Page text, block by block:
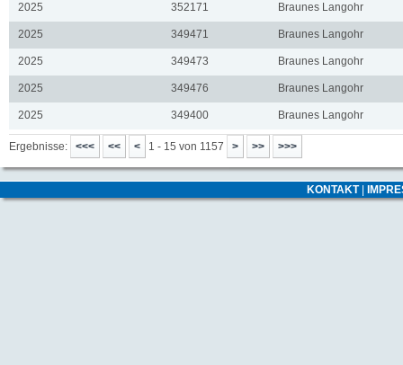
2025 352171 Braunes Langohr
2025 349471 Braunes Langohr
2025 349473 Braunes Langohr
2025 349476 Braunes Langohr
2025 349400 Braunes Langohr
Ergebnisse: 1 - 15 von 1157
KONTAKT|